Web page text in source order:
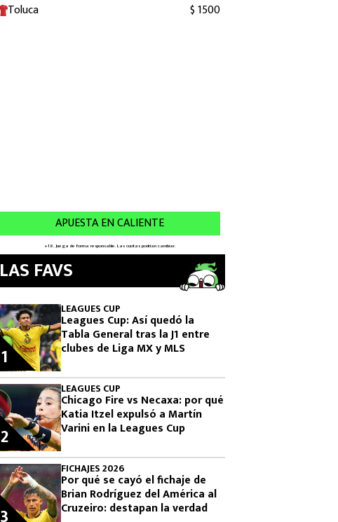
LAS FAVS
LEAGUES CUP
Leagues Cup: Así quedó la
Tabla General tras la J1 entre
clubes de Liga MX y MLS
1
LEAGUES CUP
Chicago Fire vs Necaxa: por qué
Katia Itzel expulsó a Martín
Varini en la Leagues Cup
2
FICHAJES 2026
Por qué se cayó el fichaje de
Brian Rodríguez del América al
Cruzeiro: destapan la verdad